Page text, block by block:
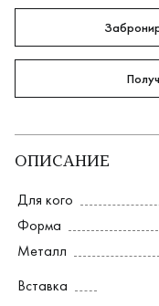
ОПИСАНИЕ
Для кого
Форма
Металл
Вставка